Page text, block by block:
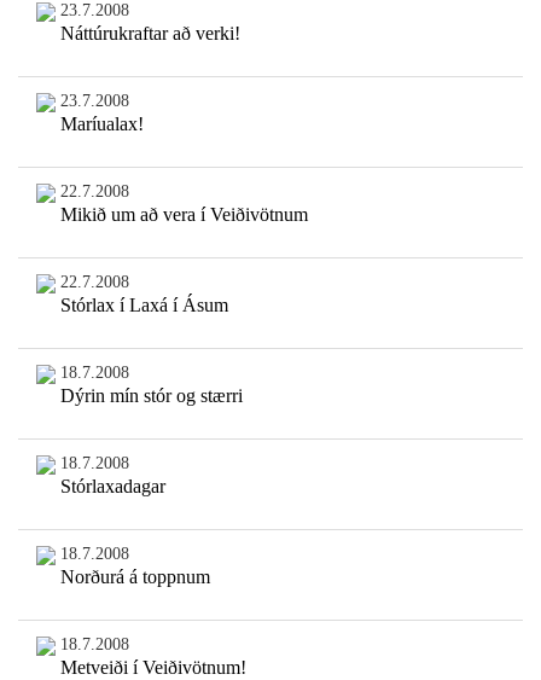
23.7.2008
Náttúrukraftar að verki!
23.7.2008
Maríualax!
22.7.2008
Mikið um að vera í Veiðivötnum
22.7.2008
Stórlax í Laxá í Ásum
18.7.2008
Dýrin mín stór og stærri
18.7.2008
Stórlaxadagar
18.7.2008
Norðurá á toppnum
18.7.2008
Metveiði í Veiðivötnum!